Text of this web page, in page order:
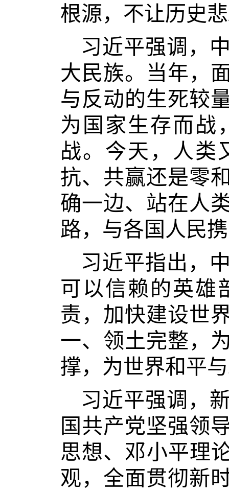
根源，不让历史
习近平强调，
大民族。当年，
与反动的生死较
为国家生存而战
战。今天，人类
抗、共赢还是零
确一边、站在人
路，与各国人民
习近平指出，
可以信赖的英雄
责，加快建设世
一、领土完整，
撑，为世界和平
习近平强调，
国共产党坚强领
思想、邓小平理
观，全面贯彻新